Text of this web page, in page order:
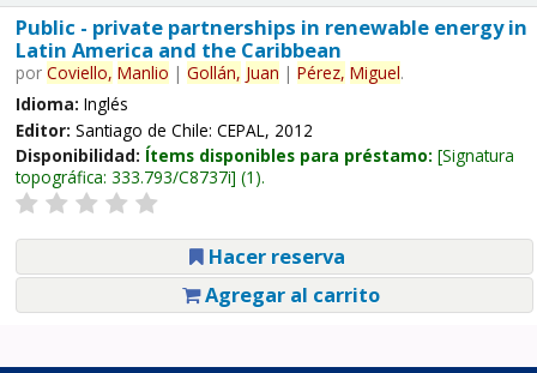
Public - private partnerships in renewable energy in
Latin America and the Caribbean
por Coviello, Manlio | Gollán, Juan | Pérez, Miguel.
Idioma: Inglés
Editor: Santiago de Chile: CEPAL, 2012
Disponibilidad: Ítems disponibles para préstamo: Signatura
topográfica: 333.793/C8737i (1).
Hacer reserva
Agregar al carrito